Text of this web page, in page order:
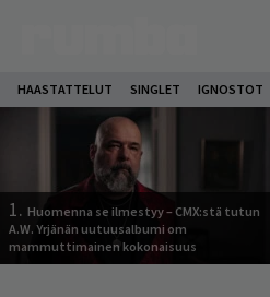
HAASTATTELUT SINGLET IGNOSTOT
1. Huomenna se ilmestyy – CMX:stä tutun
A.W. Yrjänän uutuusalbumi om
mammuttimainen kokonaisuus